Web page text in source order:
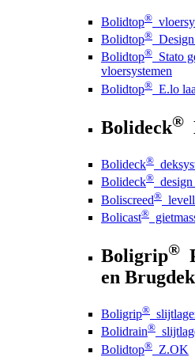
Bolidtop®
Bolidtop®
Bolidtop® Stato
vloersystemen
Bolidtop® E.lo
Bolideck®
Bolideck®
Bolideck® design
Boliscreed®
Bolicast®
Boligrip®
en
Boligrip®
Bolidrain®
Bolidtop® Z.OK